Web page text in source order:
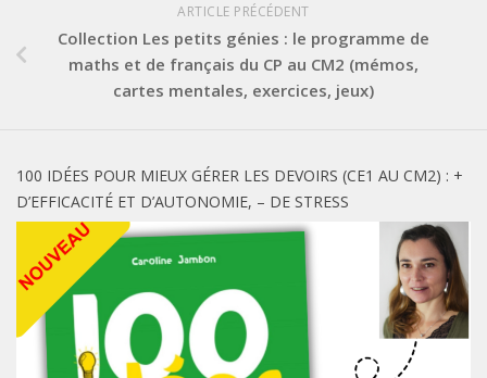
ARTICLE PRÉCÉDENT
Collection Les petits génies : le programme de
maths et de français du CP au CM2 (mémos,
cartes mentales, exercices, jeux)
100 IDÉES POUR MIEUX GÉRER LES DEVOIRS (CE1 AU CM2) : +
D’EFFICACITÉ ET D’AUTONOMIE, – DE STRESS